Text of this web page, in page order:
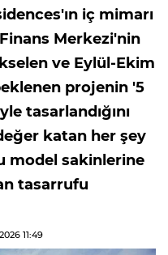
iç mimarı
Merkezi'nin
ve Eylül-Ekim
projenin '5
tasarlandığını
katan her şey
model sakinlerine
tasarrufu
11:49